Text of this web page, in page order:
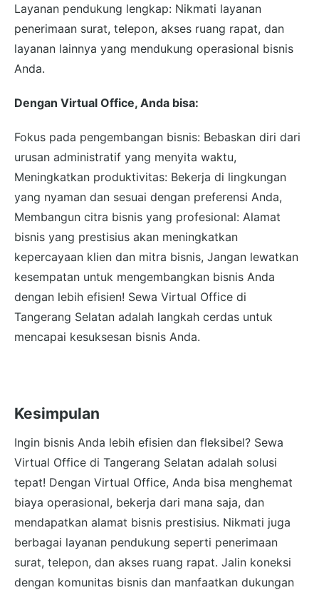
Layanan pendukung lengkap: Nikmati layanan
penerimaan surat, telepon, akses ruang rapat, dan
layanan lainnya yang mendukung operasional bisnis
Anda.
Dengan Virtual Office, Anda bisa:
Fokus pada pengembangan bisnis: Bebaskan diri dari
urusan administratif yang menyita waktu,
Meningkatkan produktivitas: Bekerja di lingkungan
yang nyaman dan sesuai dengan preferensi Anda,
Membangun citra bisnis yang profesional: Alamat
bisnis yang prestisius akan meningkatkan
kepercayaan klien dan mitra bisnis, Jangan lewatkan
kesempatan untuk mengembangkan bisnis Anda
dengan lebih efisien! Sewa Virtual Office di
Tangerang Selatan adalah langkah cerdas untuk
mencapai kesuksesan bisnis Anda.
Kesimpulan
Ingin bisnis Anda lebih efisien dan fleksibel? Sewa
Virtual Office di Tangerang Selatan adalah solusi
tepat! Dengan Virtual Office, Anda bisa menghemat
biaya operasional, bekerja dari mana saja, dan
mendapatkan alamat bisnis prestisius. Nikmati juga
berbagai layanan pendukung seperti penerimaan
surat, telepon, dan akses ruang rapat. Jalin koneksi
dengan komunitas bisnis dan manfaatkan dukungan